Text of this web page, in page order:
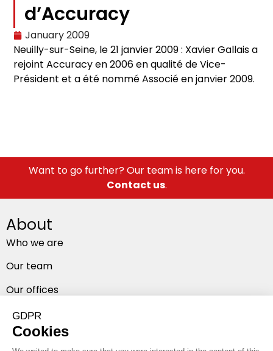
d’Accuracy
January 2009
Neuilly-sur-Seine, le 21 janvier 2009 : Xavier Gallais a
rejoint Accuracy en 2006 en qualité de Vice-
Président et a été nommé Associé en janvier 2009.
Want to go further? Our team is here for you.
Contact us.
About
Who we are
Our team
Our offices
Follow us